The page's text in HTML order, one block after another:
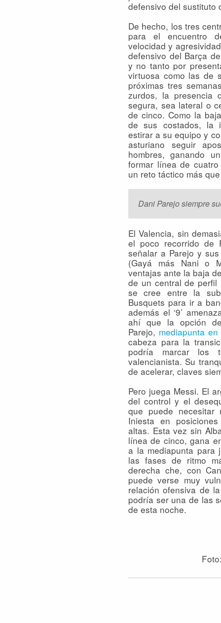
defensivo del sustituto
De hecho, los tres
para el encuentro
velocidad y
defensivo del Barça
y no tanto por
virtuosa como las de
próximas tres
zurdos, la presencia
segura, sea lateral o
de cinco. Como la
de sus costados, la
estirar a su equipo y
asturiano seguir
hombres, ganando
formar línea de
un reto táctico más
Dani Parejo siempre
El Valencia, sin
el poco recorrido de
señalar a Parejo y
(Gayá más Nani o
ventajas ante la baja
de un central de perfil
se cree entre la
Busquets para ir a
además el ‘9’
ahí que la opción
Parejo, mediapunta
cabeza para la
podría marcar los
valencianista. Su
de acelerar, claves
Pero juega Messi. El
del control y el
que puede
Iniesta en
altas. Esta vez sin
línea de cinco, gana
a la mediapunta para
las fases de ritmo
derecha che, con
puede verse muy
relación ofensiva de
podría ser una de las
de esta noche.